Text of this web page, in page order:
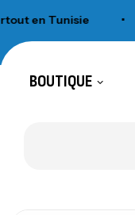
Tunisie •
BOUTIQUE